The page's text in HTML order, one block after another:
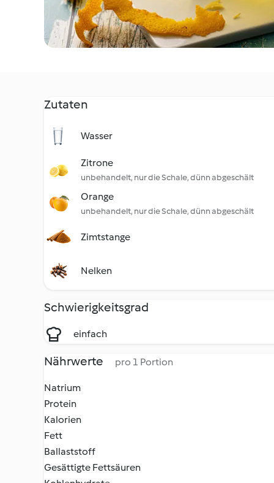
Zutaten
Wasser
Zitrone
unbehandelt, nur die Schale, dünn abgeschält
Orange
unbehandelt, nur die Schale, dünn abgeschält
Zimtstange
Nelken
Schwierigkeitsgrad
einfach
Nährwerte pro 1 Portion
Natrium
Protein
Kalorien
Fett
Ballaststoff
Gesättigte Fettsäuren